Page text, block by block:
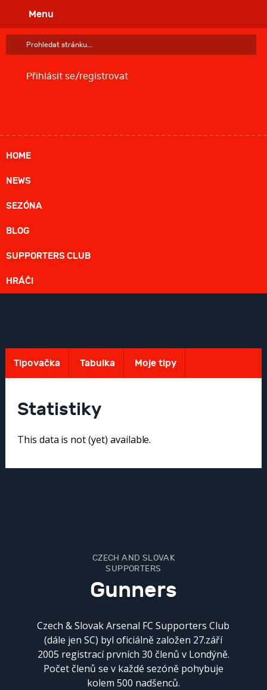
Menu
Prohledat
stránku:
Přihlásit se/registrovat
HOME
NEWS
SEZÓNA
BLOG
SUPPORTERS CLUB
HRÁČI
Tipovačka Tabulka Moje tipy
Statistiky
This data is not (yet) available.
CZECH AND SLOVAK
SUPPORTERS
Gunners
Czech & Slovak Arsenal FC Supporters Club
(dále jen SC) byl oficiálně založen 27.září
2005 registrací prvních 30 členů v Londýně.
Počet členů se v každé sezóně pohybuje
kolem 500 nadšenců.